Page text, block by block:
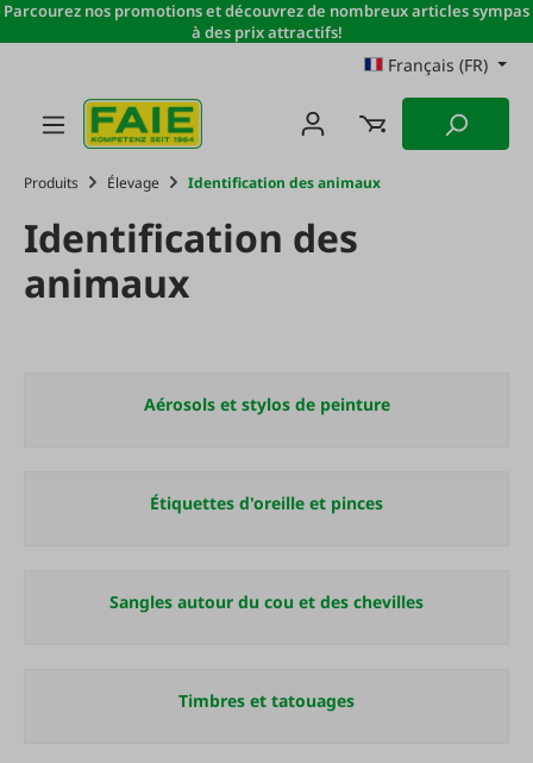
Passer au contenu principal
Parcourez nos promotions et découvrez de nombreux articles sympas
à des prix attractifs!
Français (FR)
Produits Élevage Identification des animaux
Identification des
animaux
Aérosols et stylos de peinture
Étiquettes d'oreille et pinces
Sangles autour du cou et des chevilles
Timbres et tatouages